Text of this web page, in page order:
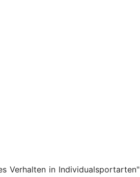
Verhalten in Individualsportarten"